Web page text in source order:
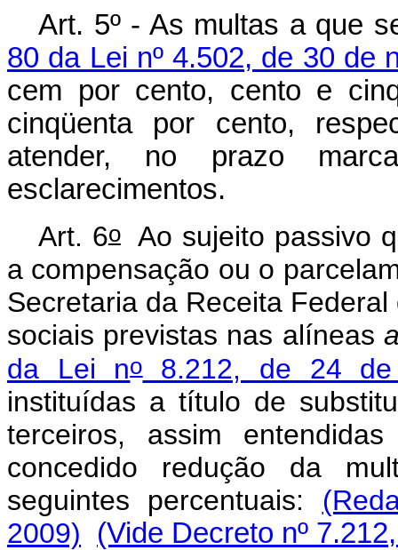
Art. 5º - As multas a que
80 da Lei nº 4.502, de 30 de
cem por cento, cento e
cinqüenta por cento,
atender, no prazo
esclarecimentos.
Art. 6oAo sujeito passivo
a compensação ou o
Secretaria da Receita
sociais previstas nas alíneas
da Lei no8.212, de 24 de
instituídas a título de
terceiros, assim
concedido redução da
seguintes percentuais:
2009)
(Vide Decreto nº